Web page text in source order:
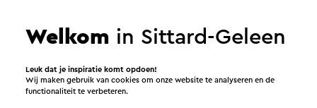
brug Obbicht. Je bericht wordt na een klik op
“Verstuur” direct verstuurd. In onze privacy
verklaring staat hoe Visit Zuid-Limburg met jouw
persoonsgegevens omgaat.
Welkom in Sittard-Geleen
Leuk dat je inspiratie komt opdoen!
Wij maken gebruik van cookies om onze website te analyseren en de
functionaliteit te verbeteren.